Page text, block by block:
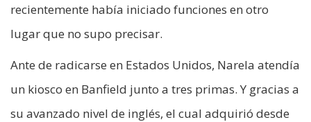
recientemente había iniciado funciones en otro
lugar que no supo precisar.
Ante de radicarse en Estados Unidos, Narela atendía
un kiosco en Banfield junto a tres primas. Y gracias a
su avanzado nivel de inglés, el cual adquirió desde